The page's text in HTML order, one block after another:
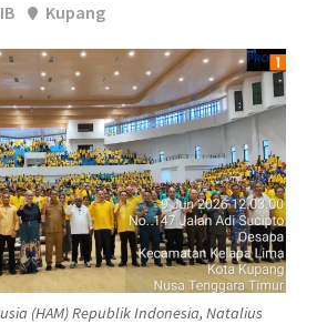
Kupang
(HAM) Republik Indonesia, Natalius